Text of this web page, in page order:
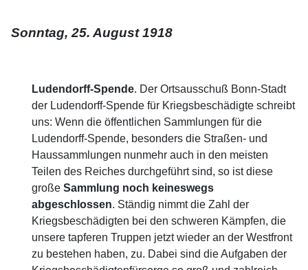
Sonntag, 25. August 1918
Ludendorff-Spende. Der Ortsausschuß Bonn-Stadt
der Ludendorff-Spende für Kriegsbeschädigte schreibt
uns: Wenn die öffentlichen Sammlungen für die
Ludendorff-Spende, besonders die Straßen- und
Haussammlungen nunmehr auch in den meisten
Teilen des Reiches durchgeführt sind, so ist diese
große Sammlung noch keineswegs
abgeschlossen. Ständig nimmt die Zahl der
Kriegsbeschädigten bei den schweren Kämpfen, die
unsere tapferen Truppen jetzt wieder an der Westfront
zu bestehen haben, zu. Dabei sind die Aufgaben der